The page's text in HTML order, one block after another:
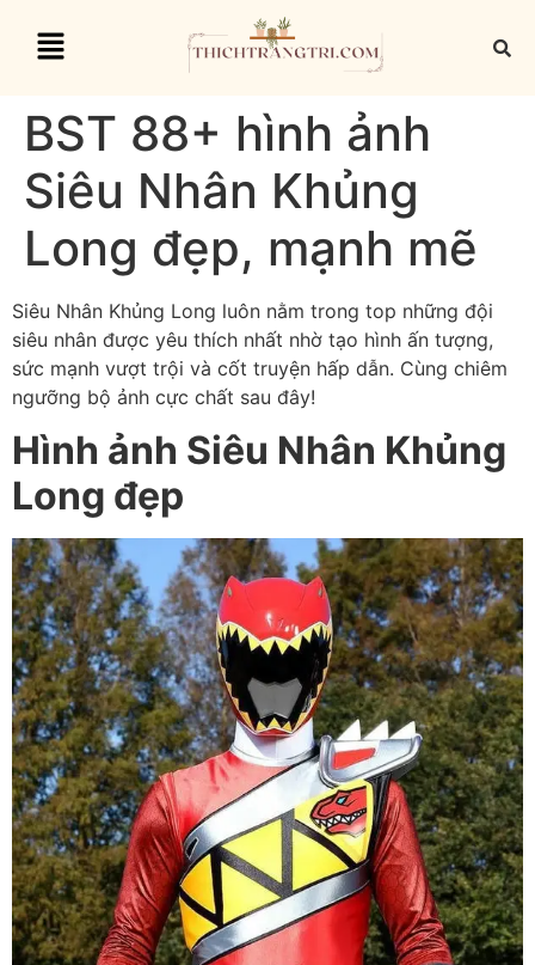
BST 88+ hình ảnh
Siêu Nhân Khủng
Long đẹp, mạnh mẽ
Siêu Nhân Khủng Long luôn nằm trong top những đội
siêu nhân được yêu thích nhất nhờ tạo hình ấn tượng,
sức mạnh vượt trội và cốt truyện hấp dẫn. Cùng chiêm
ngưỡng bộ ảnh cực chất sau đây!
Hình ảnh Siêu Nhân Khủng
Long đẹp